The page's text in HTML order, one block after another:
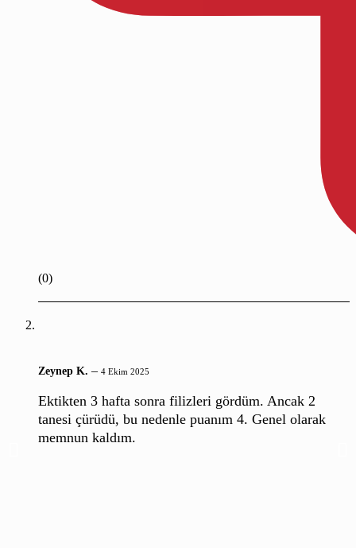
(0)
Zeynep K. – 4 Ekim 2025
Ektikten 3 hafta sonra filizleri gördüm. Ancak 2
tanesi çürüdü, bu nedenle puanım 4. Genel olarak
memnun kaldım.